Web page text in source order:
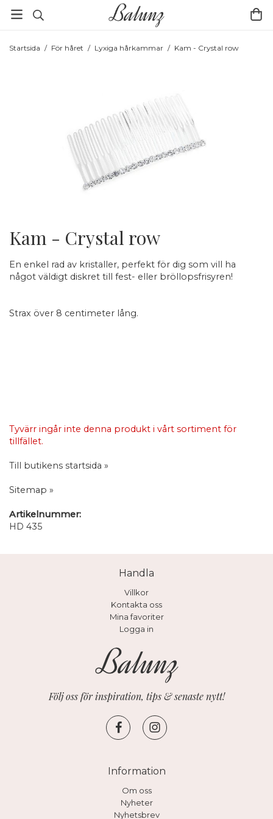
Startsida / För håret / Lyxiga hårkammar / Kam - Crystal row
Kam - Crystal row
En enkel rad av kristaller, perfekt för dig som vill ha
något väldigt diskret till fest- eller bröllopsfrisyren!
Strax över 8 centimeter lång.
Tyvärr ingår inte denna produkt i vårt sortiment för
tillfället.
Till butikens startsida »
Sitemap »
Artikelnummer:
HD 435
Handla
Villkor
Kontakta oss
Mina favoriter
Logga in
Följ oss för inspiration, tips & senaste nytt!
Information
Om oss
Nyheter
Nyhetsbrev